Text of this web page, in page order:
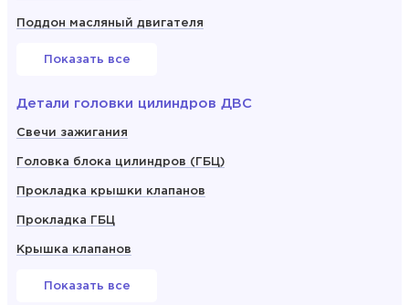
Поддон масляный двигателя
Показать все
Детали головки цилиндров ДВС
Свечи зажигания
Головка блока цилиндров (ГБЦ)
Прокладка крышки клапанов
Прокладка ГБЦ
Крышка клапанов
Показать все